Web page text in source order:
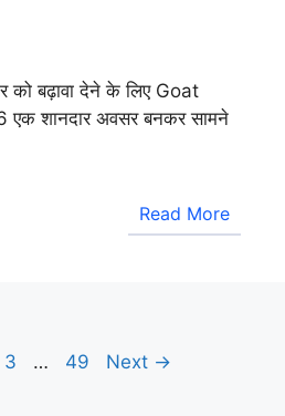
को बढ़ावा देने के लिए Goat
शानदार अवसर बनकर सामने
Read More
Page
3 … Page
49 Next →